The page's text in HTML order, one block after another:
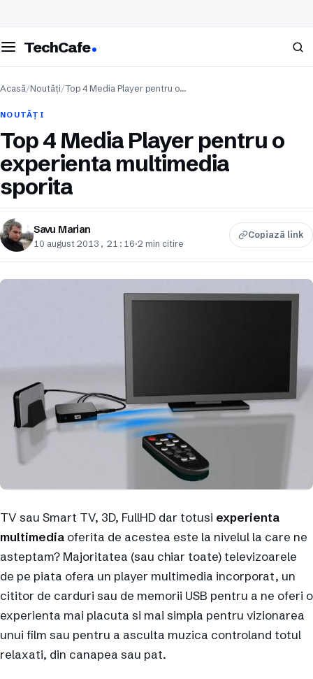
meniul
TechCafe Caută
Acasă/Noutăți/Top 4 Media Player pentru o…
NOUTĂȚI
Top 4 Media Player pentru o
experienta multimedia
sporita
Savu Marian
10 august 2013, 21:16·2 min citire
Copiază link
TV sau Smart TV, 3D, FullHD dar totusi experienta
multimedia oferita de acestea este la nivelul la care ne
asteptam? Majoritatea (sau chiar toate) televizoarele
de pe piata ofera un player multimedia incorporat, un
cititor de carduri sau de memorii USB pentru a ne oferi o
experienta mai placuta si mai simpla pentru vizionarea
unui film sau pentru a asculta muzica controland totul
relaxati, din canapea sau pat.